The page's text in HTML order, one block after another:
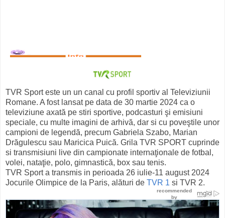
TVR Sport este un un canal cu profil sportiv al Televiziunii
Romane. A fost lansat pe data de 30 martie 2024 ca o
televiziune axată pe stiri sportive, podcasturi şi emisiuni
speciale, cu multe imagini de arhivă, dar si cu poveştile unor
campioni de legendă, precum Gabriela Szabo, Marian
Drăgulescu sau Maricica Puică. Grila TVR SPORT cuprinde
si transmisiuni live din campionate internaţionale de fotbal,
volei, nataţie, polo, gimnastică, box sau tenis.
TVR Sport a transmis in perioada 26 iulie-11 august 2024
Jocurile Olimpice de la Paris, alături de TVR 1 si TVR 2.